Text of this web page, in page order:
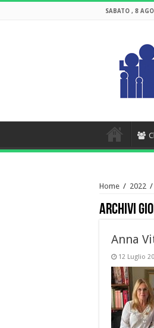
SABATO , 8
Home / 2022 /
Archivi
Anna
12 Luglio